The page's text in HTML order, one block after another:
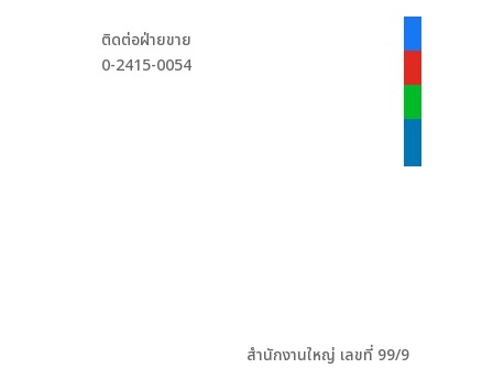
ติดต่อฝ่ายขาย
0-2415-0054
สำนักงานใหญ่ เลขที่ 99/9